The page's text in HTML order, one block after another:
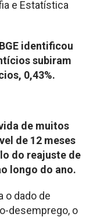
e Estatística
identificou
subiram
0,43%.
de muitos
de 12 meses
do reajuste de
longo do ano.
o dado de
desemprego, o